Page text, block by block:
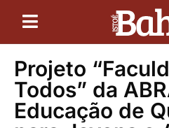
Projeto
Todos” da
Educação de